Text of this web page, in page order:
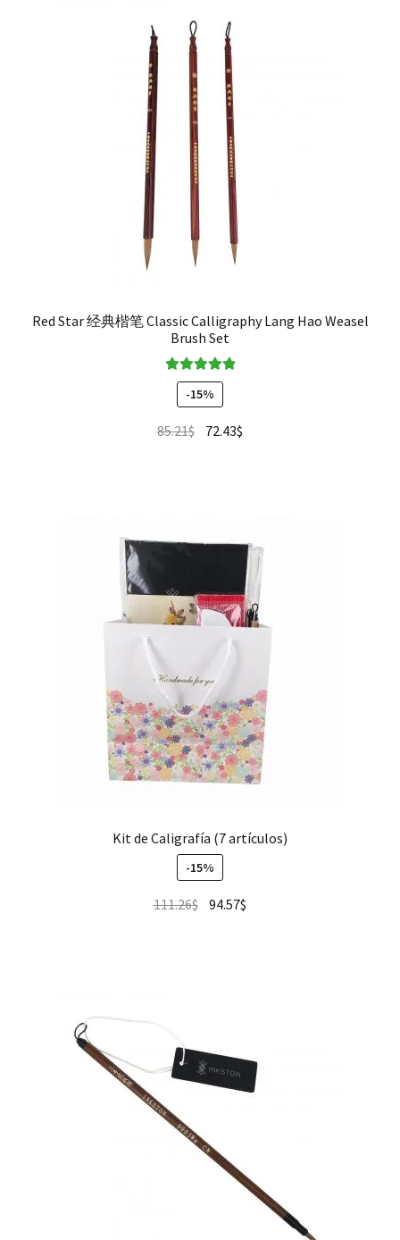
Red Star 经典楷笔 Classic Calligraphy Lang Hao Weasel
Brush Set
Valorado en
5.00de 5
-15%
85.21$ 72.43$
Kit de Caligrafía (7 artículos)
-15%
111.26$ 94.57$